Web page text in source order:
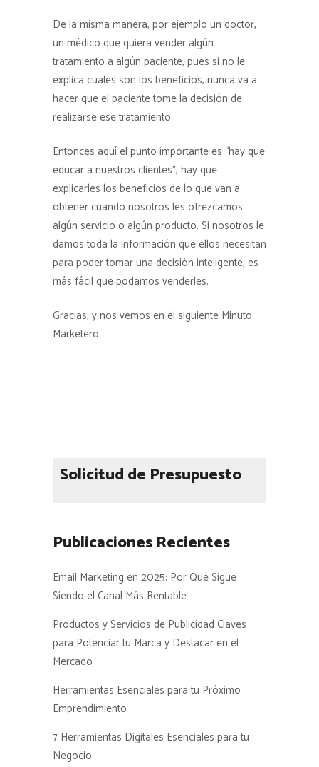
De la misma manera, por ejemplo un doctor,
un médico que quiera vender algún
tratamiento a algún paciente, pues si no le
explica cuales son los beneficios, nunca va a
hacer que el paciente tome la decisión de
realizarse ese tratamiento.
Entonces aquí el punto importante es “hay que
educar a nuestros clientes”, hay que
explicarles los beneficios de lo que van a
obtener cuando nosotros les ofrezcamos
algún servicio o algún producto. Si nosotros le
damos toda la información que ellos necesitan
para poder tomar una decisión inteligente, es
más fácil que podamos venderles.
Gracias, y nos vemos en el siguiente Minuto
Marketero.
Solicitud de Presupuesto
Publicaciones Recientes
Email Marketing en 2025: Por Qué Sigue
Siendo el Canal Más Rentable
Productos y Servicios de Publicidad Claves
para Potenciar tu Marca y Destacar en el
Mercado
Herramientas Esenciales para tu Próximo
Emprendimiento
7 Herramientas Digitales Esenciales para tu
Negocio